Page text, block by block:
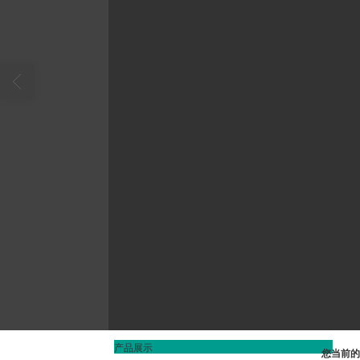
您当前
产品展示